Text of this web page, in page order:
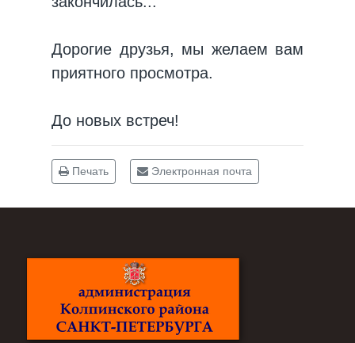
Дорогие друзья, мы желаем вам
приятного просмотра.
До новых встреч!
Печать Электронная почта